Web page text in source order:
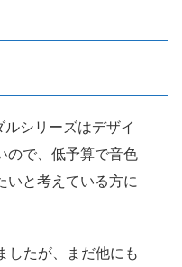
ルシリーズはデザイ
ので、低予算で音色
いと考えている方に
したが、まだ他にも